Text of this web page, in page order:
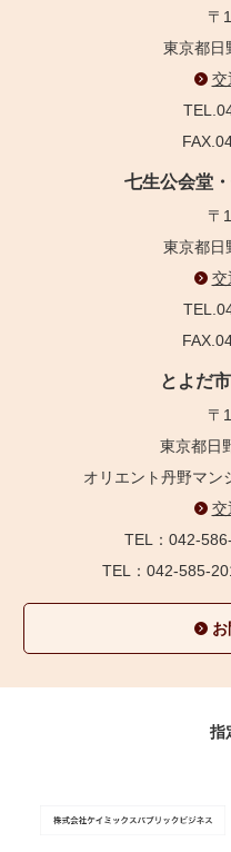
〒
東京都日
交
七生公会堂
〒
東京都日
交
とよだ
〒
東京都日
オリエント丹野マン
交
TEL：042-
TEL：042-585-
指